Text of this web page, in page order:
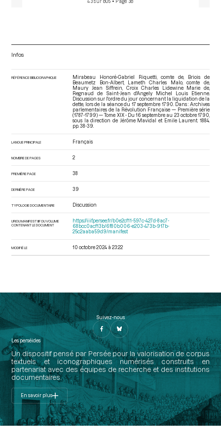
Infos
RÉFÉRENCE BIBLIOGRAPHIQUE
Mirabeau Honoré-Gabriel Riquetti, comte de, Briois de
Beaumetz Bon-Albert, Lameth Charles Malo, comte de,
Maury Jean Siffrein, Croix Charles Lidewine Marie de,
Regnaud de Saint-Jean d'Angely Michel Louis Etienne.
Discussion sur l'ordre du jour concernant la liquidation de la
dette, lors de la séance du 17 septembre 1790. Dans : Archives
parlementaires de la Révolution Française — Première série
(1787-1799) — Tome XIX - Du 16 septembre au 23 octobre 1790
sous la direction de Jérôme Mavidal et Emile Laurent. 1884.
pp. 38-39.
LANGUE PRINCIPALE Français
NOMBRE DE PAGES 2
PREMIÈRE PAGE 38
DERNIÈRE PAGE 39
TYPOLOGIE DOCUMENTAIRE Discussion
URI DU MANIFEST IIIF DU VOLUME
CONTENANT LE DOCUMENT
https://iiif.persee.fr/b0e2cf11-597c-427d-8ac7-
68bcc0acf13b/6f80b006-e203-473b-917b-
25c2aaba59d9/manifest
MODIFIÉ LE 10 octobre 2024 à 23:22
Suivez-nous
Les perséides
Un dispositif pensé par Persée pour la valorisation de corpus
textuels et iconographiques numérisés construits en
partenariat avec des équipes de recherche et des institutions
documentaires.
En savoir plus